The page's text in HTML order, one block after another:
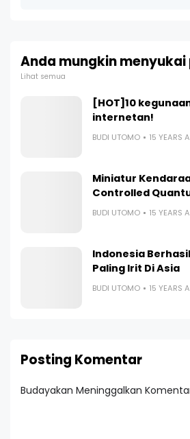
Anda mungkin
Lihat semua
[HOT]10
internetan!
BUDI UTOMO 15 YEARS
Miniatur
Controlled
BUDI UTOMO 15 YEARS
Indonesia
Paling Irit Di Asia
BUDI UTOMO 15 YEARS
Posting Komentar
Budayakan Meninggalkan